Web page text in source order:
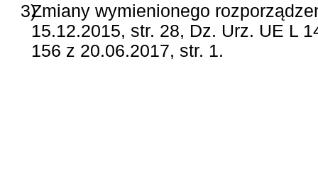
3)Zmiany wymienionego
15.12.2015, str. 28, Dz. Urz. UE L
156 z 20.06.2017, str. 1.